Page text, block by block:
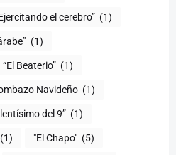
el cerebro” (1)
(1)
“El Beaterio” (1)
Navideño (1)
del 9” (1)
(1) "El Chapo" (5)